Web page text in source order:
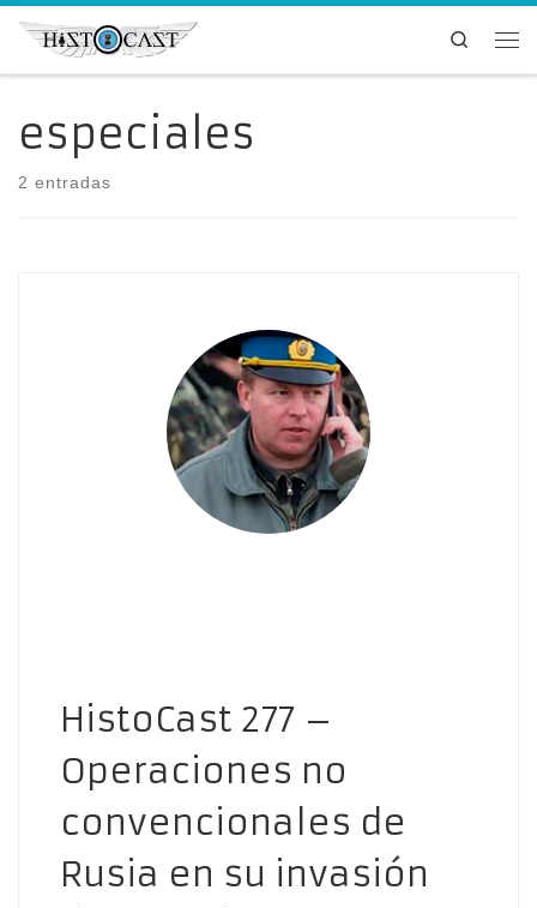
Saltar al contenido
Search
especiales
2 entradas
HistoCast 277 –
Operaciones no
convencionales de
Rusia en su invasión